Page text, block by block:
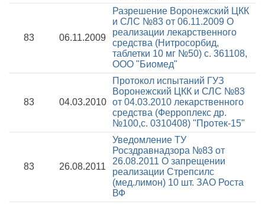
83 06.11.2009
Разрешение Воронежский ЦКК
и СЛС №83 от 06.11.2009 О
реализации лекарственного
средства (Нитросорбид,
таблетки 10 мг №50) с. 361108,
ООО "Биомед"
83 04.03.2010
Протокол испытаний ГУЗ
Воронежский ЦКК и СЛС №83
от 04.03.2010 лекарственного
средства (Ферроплекс др.
№100,с. 0310408) "Протек-15"
83 26.08.2011
Уведомление ТУ
Росздравнадзора №83 от
26.08.2011 О запрещении
реализации Стрепсилс
(мед.лимон) 10 шт. ЗАО Роста
ВФ